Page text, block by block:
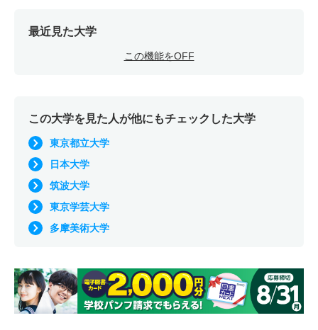
最近見た大学
この機能をOFF
この大学を見た人が他にもチェックした大学
東京都立大学
日本大学
筑波大学
東京学芸大学
多摩美術大学